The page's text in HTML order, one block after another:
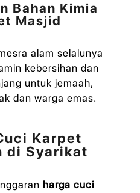
Bahan Kimia
Masjid
alam selalunya
kebersihan dan
untuk jemaah,
dan warga emas.
Karpet
di Syarikat
harga cuci